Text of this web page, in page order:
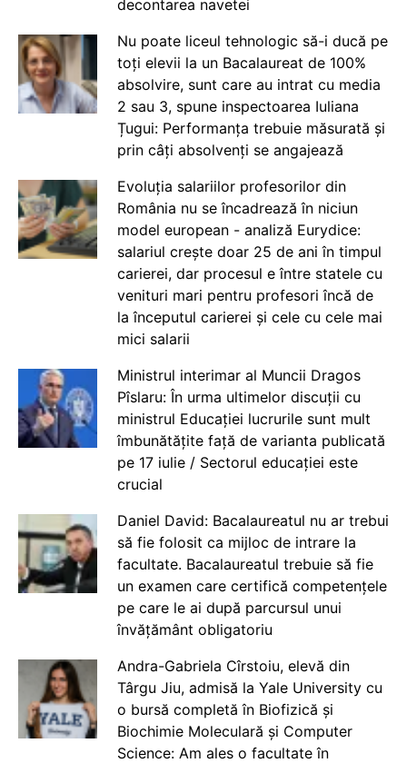
decontarea navetei
Nu poate liceul tehnologic să-i ducă pe
toți elevii la un Bacalaureat de 100%
absolvire, sunt care au intrat cu media
2 sau 3, spune inspectoarea Iuliana
Țugui: Performanța trebuie măsurată și
prin câți absolvenți se angajează
Evoluția salariilor profesorilor din
România nu se încadrează în niciun
model european - analiză Eurydice:
salariul crește doar 25 de ani în timpul
carierei, dar procesul e între statele cu
venituri mari pentru profesori încă de
la începutul carierei și cele cu cele mai
mici salarii
Ministrul interimar al Muncii Dragos
Pîslaru: În urma ultimelor discuții cu
ministrul Educației lucrurile sunt mult
îmbunătățite față de varianta publicată
pe 17 iulie / Sectorul educației este
crucial
Daniel David: Bacalaureatul nu ar trebui
să fie folosit ca mijloc de intrare la
facultate. Bacalaureatul trebuie să fie
un examen care certifică competențele
pe care le ai după parcursul unui
învățământ obligatoriu
Andra-Gabriela Cîrstoiu, elevă din
Târgu Jiu, admisă la Yale University cu
o bursă completă în Biofizică și
Biochimie Moleculară și Computer
Science: Am ales o facultate în